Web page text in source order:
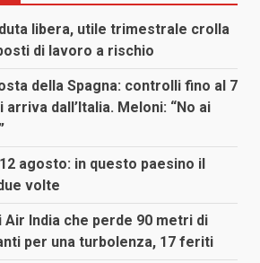
libera, utile trimestrale crolla
di lavoro a rischio
della Spagna: controlli fino al 7
dall’Italia. Meloni: “No ai
agosto: in questo paesino il
volte
Air India che perde 90 metri di
per una turbolenza, 17 feriti